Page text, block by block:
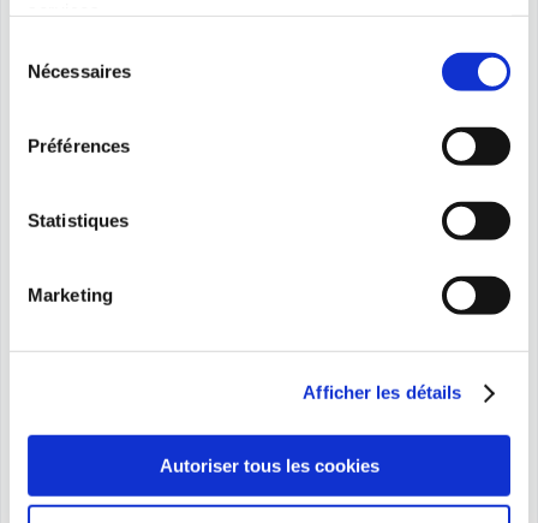
Nécessaires
Préférences
Statistiques
Marketing
Afficher les détails
Autoriser tous les cookies